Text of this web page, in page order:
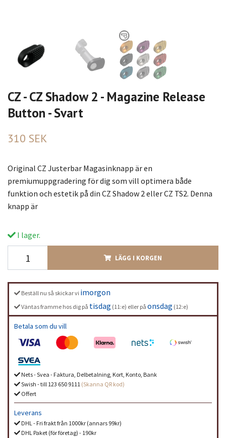
CZ - CZ Shadow 2 - Magazine Release
Button - Svart
310 SEK
Original CZ Justerbar Magasinknapp är en
premiumuppgradering för dig som vill optimera både
funktion och estetik på din CZ Shadow 2 eller CZ TS2. Denna
knapp är
I lager.
LÄGG I KORGEN
Beställ nu så skickar vi imorgon
Väntas framme hos dig på tisdag (11:e) eller på onsdag (12:e)
Betala som du vill
Nets - Svea - Faktura, Delbetalning, Kort, Konto, Bank
Swish - till 123 650 9111 (Skanna QR kod)
Offert
Leverans
DHL - Fri frakt från 1000kr (annars 99kr)
DHL Paket (för företag) - 190kr